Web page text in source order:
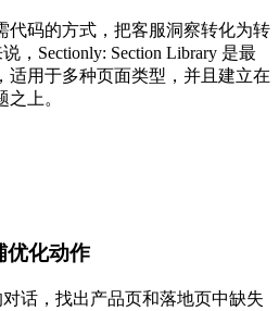
代码的方式，把客服洞察转化为转
，Sectionly: Section Library 是最
适用于多种页面类型，并且建立在
上。
优化动作
话，找出产品页和落地页中缺失